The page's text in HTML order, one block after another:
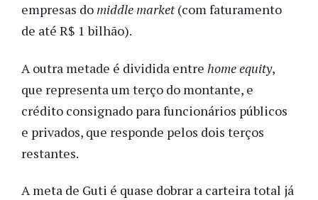
empresas domiddle market(com faturamento
de até R$ 1 bilhão).
A outra metade é dividida entre home equity,
que representa um terço do montante, e
crédito consignado para funcionários públicos
e privados, que responde pelos dois terços
restantes.
A meta de Guti é quase dobrar a carteira total já